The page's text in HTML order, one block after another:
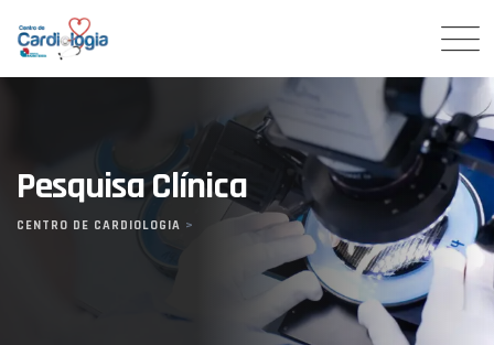
Pesquisa Clínica
CENTRO DE CARDIOLOGIA >